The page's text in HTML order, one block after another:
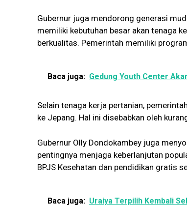
Gubernur juga mendorong generasi
memiliki kebutuhan besar akan tenaga
berkualitas. Pemerintah memiliki
Baca juga: Gedung Youth Center
Selain tenaga kerja pertanian,
ke Jepang. Hal ini disebabkan oleh
Gubernur Olly Dondokambey juga
pentingnya menjaga keberlanjutan
BPJS Kesehatan dan pendidikan gratis
Baca juga: Uraiya Terpilih Kembali